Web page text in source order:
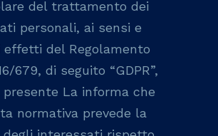
del trattamento dei
personali, ai sensi e
effetti del Regolamento
679, di seguito “GDPR”,
La informa che
normativa prevede la